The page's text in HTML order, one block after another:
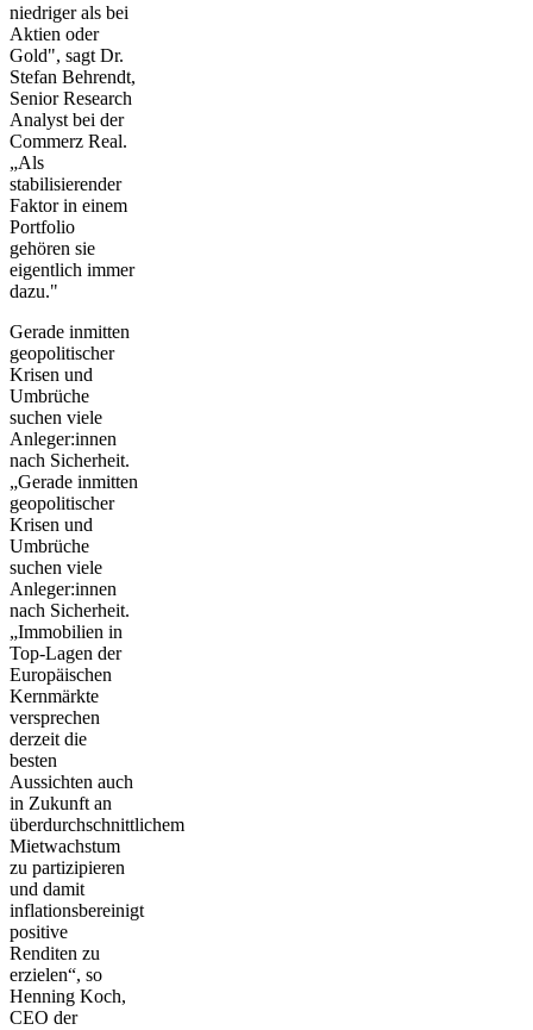
niedriger als bei
Aktien oder
Gold", sagt Dr.
Stefan Behrendt,
Senior Research
Analyst bei der
Commerz Real.
„Als
stabilisierender
Faktor in einem
Portfolio
gehören sie
eigentlich immer
dazu."
Gerade inmitten
geopolitischer
Krisen und
Umbrüche
suchen viele
Anleger:innen
nach Sicherheit.
„Gerade inmitten
geopolitischer
Krisen und
Umbrüche
suchen viele
Anleger:innen
nach Sicherheit.
„Immobilien in
Top-Lagen der
Europäischen
Kernmärkte
versprechen
derzeit die
besten
Aussichten auch
in Zukunft an
überdurchschnittlichem
Mietwachstum
zu partizipieren
und damit
inflationsbereinigt
positive
Renditen zu
erzielen“, so
Henning Koch,
CEO der